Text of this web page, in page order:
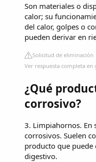
Son materiales o
calor; su
del calor, golpes o
pueden derivar en
Solicitud de eliminación
Ver respuesta completa en
¿Qué
corrosivo?
3. Limpiahornos. En
corrosivos. Suelen
producto que puede
digestivo.